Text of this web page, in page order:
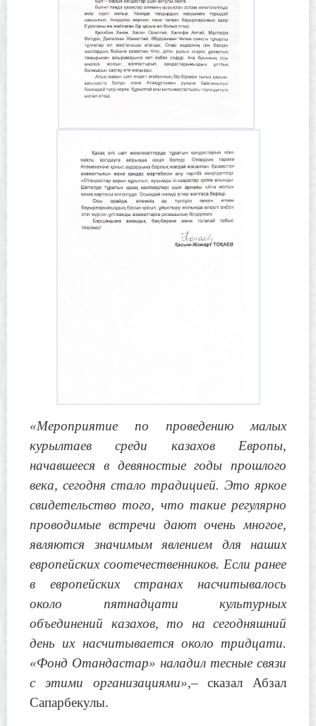
«Мероприятие по проведению малых
курылтаев среди казахов Европы,
начавшееся в девяностые годы прошлого
века, сегодня стало традицией. Это яркое
свидетельство того, что такие регулярно
проводимые встречи дают очень многое,
являются значимым явлением для наших
европейских соотечественников. Если ранее
в европейских странах насчитывалось
около пятнадцати культурных
объединений казахов, то на сегодняшний
день их насчитывается около тридцати.
«Фонд Отандастар» наладил тесные связи
с этими организациями»,– сказал Абзал
Сапарбекулы.